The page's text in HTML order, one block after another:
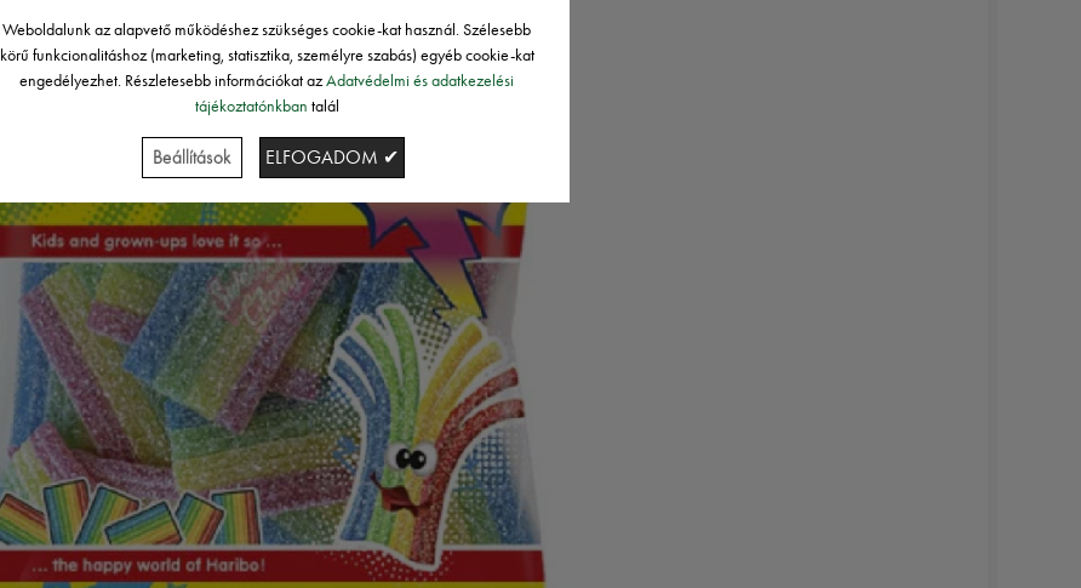
Weboldalunk az alapvető működéshez szükséges cookie-kat használ. Szélesebb
körű funkcionalitáshoz (marketing, statisztika, személyre szabás) egyéb cookie-kat
engedélyezhet. Részletesebb információkat azAdatvédelmi és adatkezelési
tájékoztatónkban talál
Beállítások ELFOGADOM ✔